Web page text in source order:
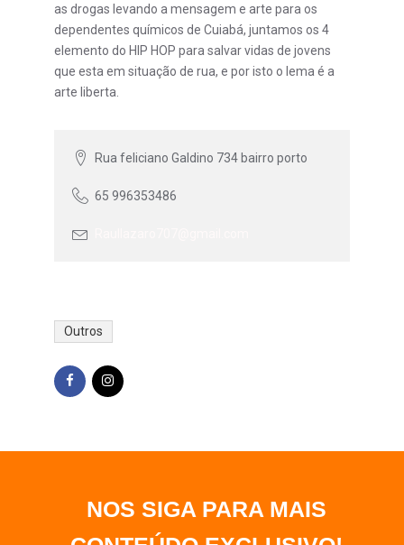
as drogas levando a mensagem e arte para os
dependentes químicos de Cuiabá, juntamos os 4
elemento do HIP HOP para salvar vidas de jovens
que esta em situação de rua, e por isto o lema é a
arte liberta.
Rua feliciano Galdino 734 bairro porto
65 996353486
Outros
NOS SIGA PARA MAIS